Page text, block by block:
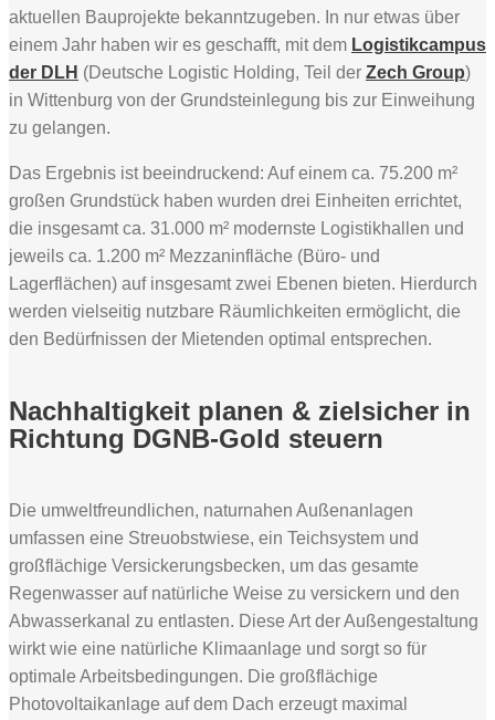
aktuellen Bauprojekte bekanntzugeben. In nur etwas über
einem Jahr haben wir es geschafft, mit dem Logistikcampus
der DLH (Deutsche Logistic Holding, Teil der Zech Group)
in Wittenburg von der Grundsteinlegung bis zur Einweihung
zu gelangen.
Das Ergebnis ist beeindruckend: Auf einem ca. 75.200 m²
großen Grundstück haben wurden drei Einheiten errichtet,
die insgesamt ca. 31.000 m² modernste Logistikhallen und
jeweils ca. 1.200 m² Mezzaninfläche (Büro- und
Lagerflächen) auf insgesamt zwei Ebenen bieten. Hierdurch
werden vielseitig nutzbare Räumlichkeiten ermöglicht, die
den Bedürfnissen der Mietenden optimal entsprechen.
Nachhaltigkeit planen & zielsicher in
Richtung DGNB-Gold steuern
Die umweltfreundlichen, naturnahen Außenanlagen
umfassen eine Streuobstwiese, ein Teichsystem und
großflächige Versickerungsbecken, um das gesamte
Regenwasser auf natürliche Weise zu versickern und den
Abwasserkanal zu entlasten. Diese Art der Außengestaltung
wirkt wie eine natürliche Klimaanlage und sorgt so für
optimale Arbeitsbedingungen. Die großflächige
Photovoltaikanlage auf dem Dach erzeugt maximal